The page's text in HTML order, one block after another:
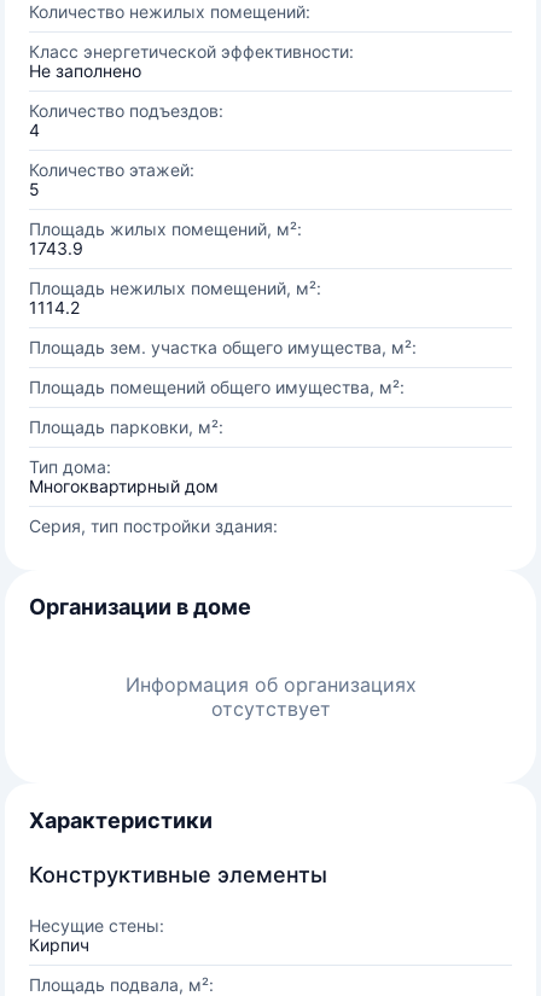
Количество нежилых помещений:
Класс энергетической эффективности:
Не заполнено
Количество подъездов:
4
Количество этажей:
5
Площадь жилых помещений, м²:
1743.9
Площадь нежилых помещений, м²:
1114.2
Площадь зем. участка общего имущества, м²:
Площадь помещений общего имущества, м²:
Площадь парковки, м²:
Тип дома:
Многоквартирный дом
Серия, тип постройки здания:
Организации в доме
Информация об организациях
отсутствует
Характеристики
Конструктивные элементы
Несущие стены:
Кирпич
Площадь подвала, м²: